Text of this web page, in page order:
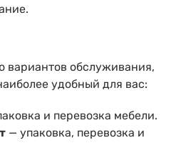
вариантов обслуживания,
удобный для вас:
и перевозка мебели.
— упаковка, перевозка и